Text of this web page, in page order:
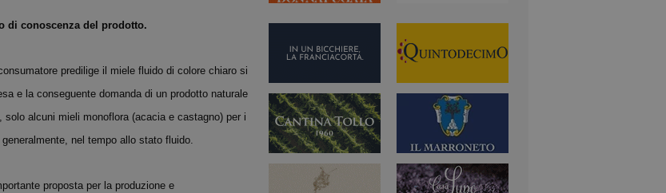
di conoscenza del prodotto.
predilige il miele fluido di colore chiaro si
e la conseguente domanda di un prodotto naturale
alcuni mieli monoflora (acacia e castagno) per i
nel tempo allo stato fluido.
proposta per la produzione e